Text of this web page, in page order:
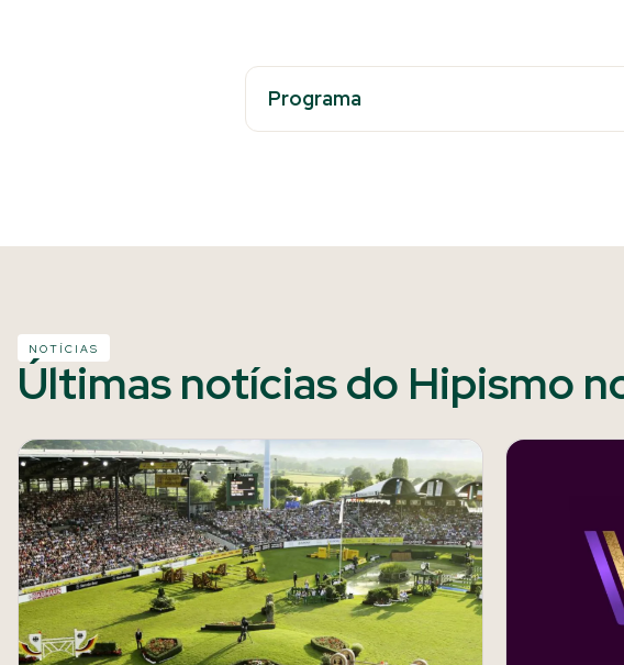
Programa
NOTÍCIAS
Últimas notícias do Hipismo